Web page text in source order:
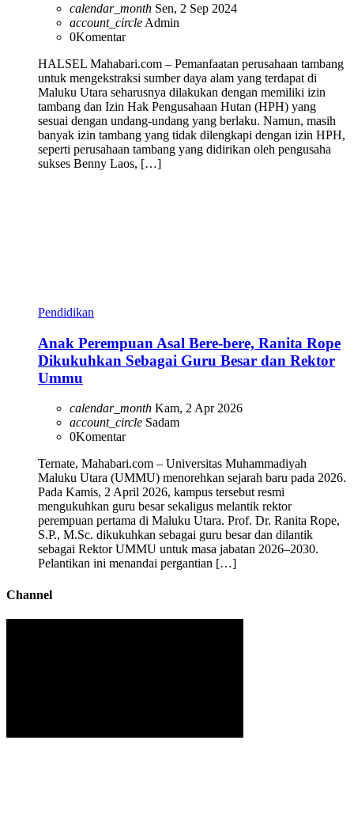
calendar_month Sen, 2 Sep 2024
account_circle Admin
0Komentar
HALSEL Mahabari.com – Pemanfaatan perusahaan tambang
untuk mengekstraksi sumber daya alam yang terdapat di
Maluku Utara seharusnya dilakukan dengan memiliki izin
tambang dan Izin Hak Pengusahaan Hutan (HPH) yang
sesuai dengan undang-undang yang berlaku. Namun, masih
banyak izin tambang yang tidak dilengkapi dengan izin HPH,
seperti perusahaan tambang yang didirikan oleh pengusaha
sukses Benny Laos, […]
Pendidikan
Anak Perempuan Asal Bere-bere, Ranita Rope
Dikukuhkan Sebagai Guru Besar dan Rektor
Ummu
calendar_month Kam, 2 Apr 2026
account_circle Sadam
0Komentar
Ternate, Mahabari.com – Universitas Muhammadiyah
Maluku Utara (UMMU) menorehkan sejarah baru pada 2026.
Pada Kamis, 2 April 2026, kampus tersebut resmi
mengukuhkan guru besar sekaligus melantik rektor
perempuan pertama di Maluku Utara. Prof. Dr. Ranita Rope,
S.P., M.Sc. dikukuhkan sebagai guru besar dan dilantik
sebagai Rektor UMMU untuk masa jabatan 2026–2030.
Pelantikan ini menandai pergantian […]
Channel